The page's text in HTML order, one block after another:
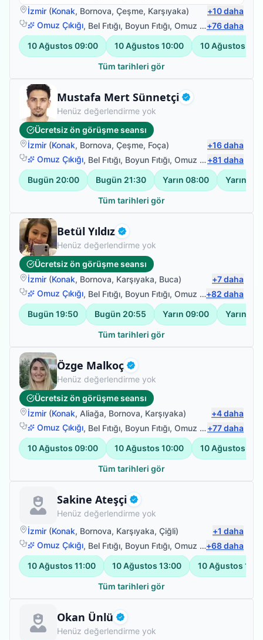
kalkıyor yan koltuğa geçiyor, hareket etme konusunda
daha istekli. Çok teşekkür ederiz.
İzmir (Konak, Bornova, Çeşme, Karşıyaka) +10daha
Omuz Çıkığı, Bel Fıtığı, Boyun Fıtığı, Omuz Bağ Yaralanması +76daha
10 Ağustos 09:00 10 Ağustos 10:00 10 Ağustos
Tüm tarihleri gör
Mustafa Mert Sünnetçi Doğrulanmış
Fizyoterapist
Henüz değerlendirme yok
Ücretsiz ön görüşme seansı
İzmir (Konak, Bornova, Çeşme, Foça) +16daha
Omuz Çıkığı, Bel Fıtığı, Boyun Fıtığı, Omuz Bağ Yaralanması +81 daha
Bugün 20:00 Bugün 21:30 Yarın 08:00 Yarın
Tüm tarihleri gör
Betül Yıldız Doğrulanmış
Fizyoterapist
Henüz değerlendirme yok
Ücretsiz ön görüşme seansı
İzmir (Konak, Bornova, Karşıyaka, Buca) +7daha
Omuz Çıkığı, Bel Fıtığı, Boyun Fıtığı, Omuz Bağ Yaralanması +82 daha
Bugün 19:50 Bugün 20:55 Yarın 09:00 Yarın
Tüm tarihleri gör
Özge Malkoç Doğrulanmış
Uzman Fizyoterapist
Henüz değerlendirme yok
Ücretsiz ön görüşme seansı
İzmir (Konak, Aliağa, Bornova, Karşıyaka) +4daha
Omuz Çıkığı, Bel Fıtığı, Boyun Fıtığı, Omuz Bağ Yaralanması +77daha
10 Ağustos 09:00 10 Ağustos 10:00 10 Ağustos
Tüm tarihleri gör
Sakine Ateşçi Doğrulanmış
Fizyoterapist
Henüz değerlendirme yok
İzmir (Konak, Bornova, Karşıyaka, Çiğli) +1 daha
Omuz Çıkığı, Bel Fıtığı, Boyun Fıtığı, Omuz Bağ Yaralanması +68daha
10 Ağustos 11:00 10 Ağustos 13:00 10 Ağustos
Tüm tarihleri gör
Okan Ünlü Doğrulanmış
Fizyoterapist
Henüz değerlendirme yok